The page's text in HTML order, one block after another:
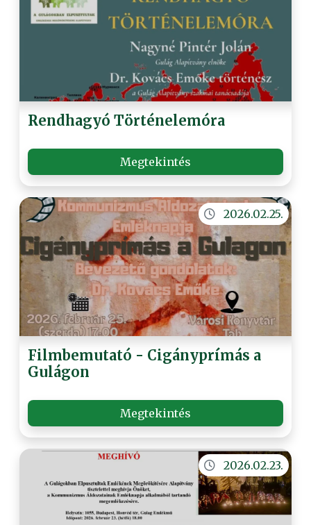
Rendhagyó Történelemóra
Megtekintés
2026.02.25.
Filmbemutató - Cigányprímás a
Gulágon
Megtekintés
2026.02.23.